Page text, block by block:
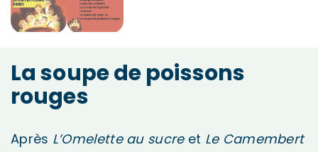
La soupe de poissons
rouges
Après L’Omelette au sucreet Le Camembert